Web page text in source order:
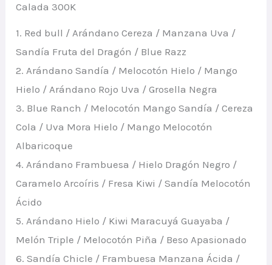
Calada 300K
1. Red bull / Arándano Cereza / Manzana Uva /
Sandía Fruta del Dragón / Blue Razz
2. Arándano Sandía / Melocotón Hielo / Mango
Hielo / Arándano Rojo Uva / Grosella Negra
3. Blue Ranch / Melocotón Mango Sandía / Cereza
Cola / Uva Mora Hielo / Mango Melocotón
Albaricoque
4. Arándano Frambuesa / Hielo Dragón Negro /
Caramelo Arcoíris / Fresa Kiwi / Sandía Melocotón
Ácido
5. Arándano Hielo / Kiwi Maracuyá Guayaba /
Melón Triple / Melocotón Piña / Beso Apasionado
6. Sandía Chicle / Frambuesa Manzana Ácida /